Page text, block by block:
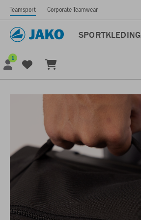
Teamsport Corporate Teamwear
SPORTKLEDING
1